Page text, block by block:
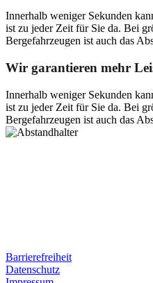
Innerhalb weniger Sekunden
ist zu jeder Zeit für Sie da. Bei
Bergefahrzeugen ist auch das
Wir garantieren mehr
Innerhalb weniger Sekunden
ist zu jeder Zeit für Sie da. Bei
Bergefahrzeugen ist auch das
Barrierefreiheit
Datenschutz